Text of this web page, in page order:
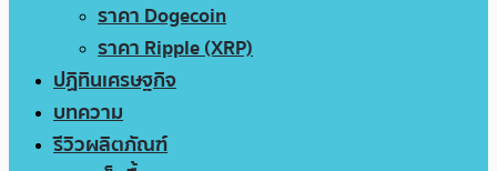
ราคา Dogecoin
ราคา Ripple (XRP)
ปฏิทินเศรษฐกิจ
บทความ
รีวิวผลิตภัณฑ์